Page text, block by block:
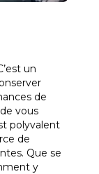
un
de
vous
polyvalent
de
Que se
y